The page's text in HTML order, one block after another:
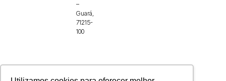
–
Guará,
71215-
100